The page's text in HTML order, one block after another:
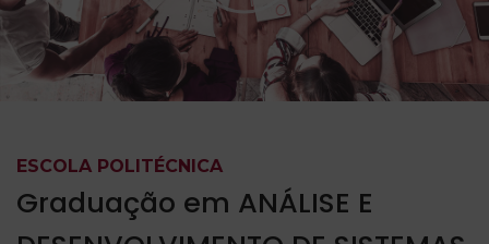
ESCOLA POLITÉCNICA
Graduação em ANÁLISE E